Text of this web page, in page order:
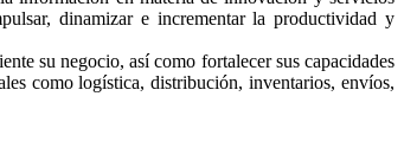
dinamizar e incrementar la productividad y
su negocio, así como fortalecer sus capacidades
como logística, distribución, inventarios, envíos,